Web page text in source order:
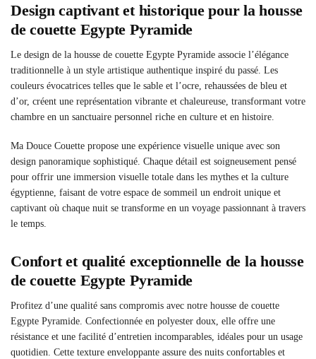
Design captivant et historique pour la housse
de couette Egypte Pyramide
Le design de la housse de couette Egypte Pyramide associe l’élégance
traditionnelle à un style artistique authentique inspiré du passé. Les
couleurs évocatrices telles que le sable et l’ocre, rehaussées de bleu et
d’or, créent une représentation vibrante et chaleureuse, transformant votre
chambre en un sanctuaire personnel riche en culture et en histoire.
Ma Douce Couette propose une expérience visuelle unique avec son
design panoramique sophistiqué. Chaque détail est soigneusement pensé
pour offrir une immersion visuelle totale dans les mythes et la culture
égyptienne, faisant de votre espace de sommeil un endroit unique et
captivant où chaque nuit se transforme en un voyage passionnant à travers
le temps.
Confort et qualité exceptionnelle de la housse
de couette Egypte Pyramide
Profitez d’une qualité sans compromis avec notre housse de couette
Egypte Pyramide. Confectionnée en polyester doux, elle offre une
résistance et une facilité d’entretien incomparables, idéales pour un usage
quotidien. Cette texture enveloppante assure des nuits confortables et